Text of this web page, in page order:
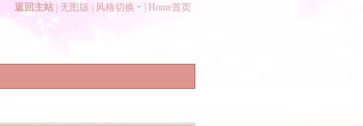
返回主站 无图版 风格切换 Home首页